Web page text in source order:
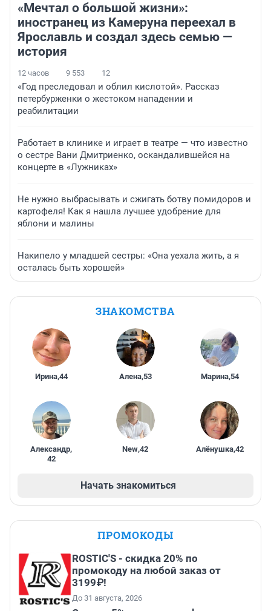
«Мечтал о большой жизни»:
иностранец из Камеруна переехал в
Ярославль и создал здесь семью —
история
12 часов 9 553 12
«Год преследовал и облил кислотой». Рассказ
петербурженки о жестоком нападении и
реабилитации
Работает в клинике и играет в театре — что известно
о сестре Вани Дмитриенко, оскандалившейся на
концерте в «Лужниках»
Не нужно выбрасывать и сжигать ботву помидоров и
картофеля! Как я нашла лучшее удобрение для
яблони и малины
Накипело у младшей сестры: «Она уехала жить, а я
осталась быть хорошей»
ЗНАКОМСТВА
Ирина,44 Алена,53 Марина,54
Александр,
42
New,42 Алёнушка,42
Начать знакомиться
ПРОМОКОДЫ
ROSTIC'S - скидка 20% по
промокоду на любой заказ от
3199₽!
До 31 августа, 2026